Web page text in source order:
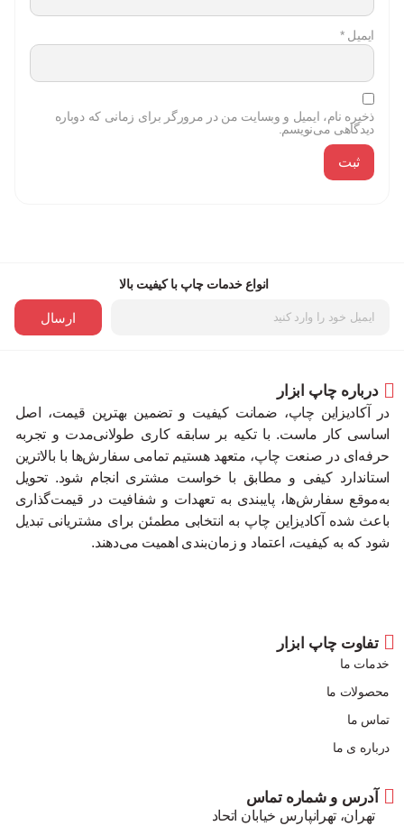
ایمیل*
ذخیره نام، ایمیل و وبسایت من در مرورگر برای زمانی که دوباره
دیدگاهی می‌نویسم.
انواع خدمات چاپ با کیفیت بالا
ارسال
درباره چاپ ابزار
در آکادیزاین چاپ، ضمانت کیفیت و تضمین بهترین قیمت، اصل
اساسی کار ماست. با تکیه بر سابقه کاری طولانی‌مدت و تجربه
حرفه‌ای در صنعت چاپ، متعهد هستیم تمامی سفارش‌ها با بالاترین
استاندارد کیفی و مطابق با خواست مشتری انجام شود. تحویل
به‌موقع سفارش‌ها، پایبندی به تعهدات و شفافیت در قیمت‌گذاری
باعث شده آکادیزاین چاپ به انتخابی مطمئن برای مشتریانی تبدیل
شود که به کیفیت، اعتماد و زمان‌بندی اهمیت می‌دهند.
تفاوت چاپ ابزار
خدمات ما
محصولات ما
تماس ما
درباره ی ما
آدرس و شماره تماس
تهران، تهرانپارس خیابان اتحاد